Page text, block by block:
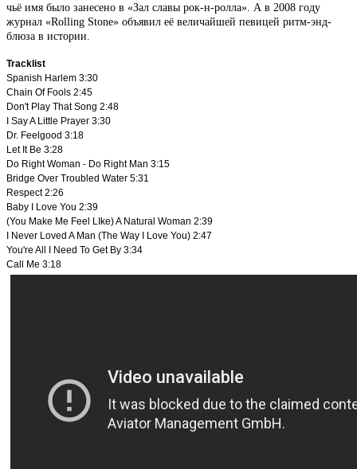
чьё имя было занесено в «Зал славы рок-н-ролла». А в 2008 году
журнал «Rolling Stone» объявил её величайшей певицей ритм-энд-
блюза в истории.
Tracklist
Spanish Harlem 3:30
Chain Of Fools 2:45
Don't Play That Song 2:48
I Say A Little Prayer 3:30
Dr. Feelgood 3:18
Let It Be 3:28
Do Right Woman - Do Right Man 3:15
Bridge Over Troubled Water 5:31
Respect 2:26
Baby I Love You 2:39
(You Make Me Feel LIke) A Natural Woman 2:39
I Never Loved A Man (The Way I Love You) 2:47
You're All I Need To Get By 3:34
Call Me 3:18